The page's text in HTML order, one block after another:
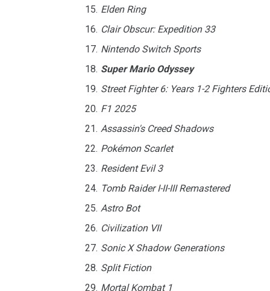
Elden Ring
Clair Obscur: Expedition 33
Nintendo Switch Sports
Super Mario Odyssey
Street Fighter 6: Years 1-2 Fighters
F1 2025
Assassin's Creed Shadows
Pokémon Scarlet
Resident Evil 3
Tomb Raider I-II-III Remastered
Astro Bot
Civilization VII
Sonic X Shadow Generations
Split Fiction
Mortal Kombat 1